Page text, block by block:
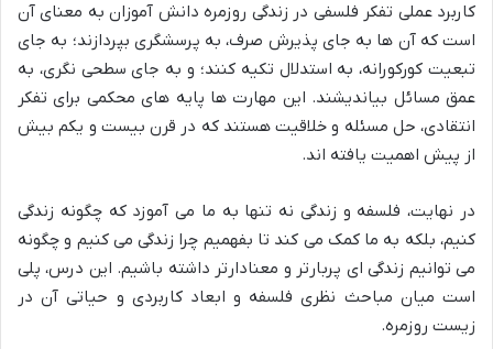
کاربرد عملی تفکر فلسفی در زندگی روزمره دانش آموزان به معنای آن
است که آن ها به جای پذیرش صرف، به پرسشگری بپردازند؛ به جای
تبعیت کورکورانه، به استدلال تکیه کنند؛ و به جای سطحی نگری، به
عمق مسائل بیاندیشند. این مهارت ها پایه های محکمی برای تفکر
انتقادی، حل مسئله و خلاقیت هستند که در قرن بیست و یکم بیش
از پیش اهمیت یافته اند.
در نهایت، فلسفه و زندگی نه تنها به ما می آموزد که چگونه زندگی
کنیم، بلکه به ما کمک می کند تا بفهمیم چرا زندگی می کنیم و چگونه
می توانیم زندگی ای پربارتر و معنادارتر داشته باشیم. این درس، پلی
است میان مباحث نظری فلسفه و ابعاد کاربردی و حیاتی آن در
زیست روزمره.